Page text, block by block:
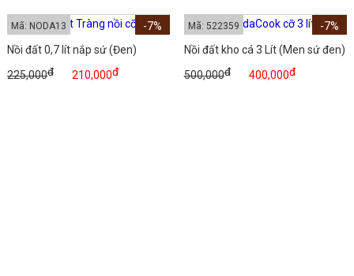
Nồi đất 0,7 lít nắp sứ (Đen)
225,000đ 210,000đ
-7%
Mã: NODA13
Nồi đất kho cá 3 Lít (Men sứ đen)
500,000đ 400,000đ
-7%
Mã: 522359